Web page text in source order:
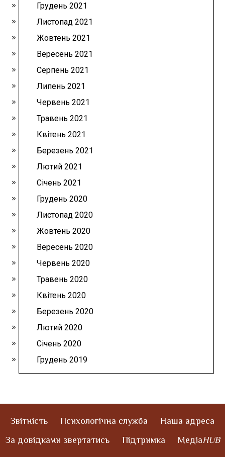
Грудень 2021
Листопад 2021
Жовтень 2021
Вересень 2021
Серпень 2021
Липень 2021
Червень 2021
Травень 2021
Квітень 2021
Березень 2021
Лютий 2021
Січень 2021
Грудень 2020
Листопад 2020
Жовтень 2020
Вересень 2020
Червень 2020
Травень 2020
Квітень 2020
Березень 2020
Лютий 2020
Січень 2020
Грудень 2019
Звітність Психологічна служба
Наша адреса
За довідками звертатись
Підтримка МедіаHUB